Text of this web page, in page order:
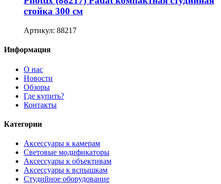
стойка 300 см
Артикул: 88217
Информация
О нас
Новости
Обзоры
Где купить?
Контакты
Категории
Аксессуары к камерам
Световые модификаторы
Аксессуары к объективам
Аксессуары к вспышкам
Студийное оборудование